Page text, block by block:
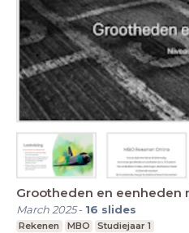
Grootheden en eenheden
March 2025- 16 slides
Rekenen MBO Studiejaar 1